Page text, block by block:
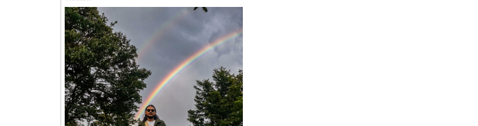
vKonnect
vKontact